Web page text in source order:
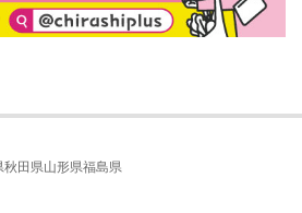
秋田県山形県福島県